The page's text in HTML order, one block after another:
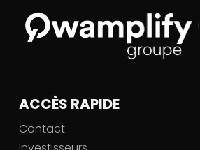
ACCÈS RAPIDE
Contact